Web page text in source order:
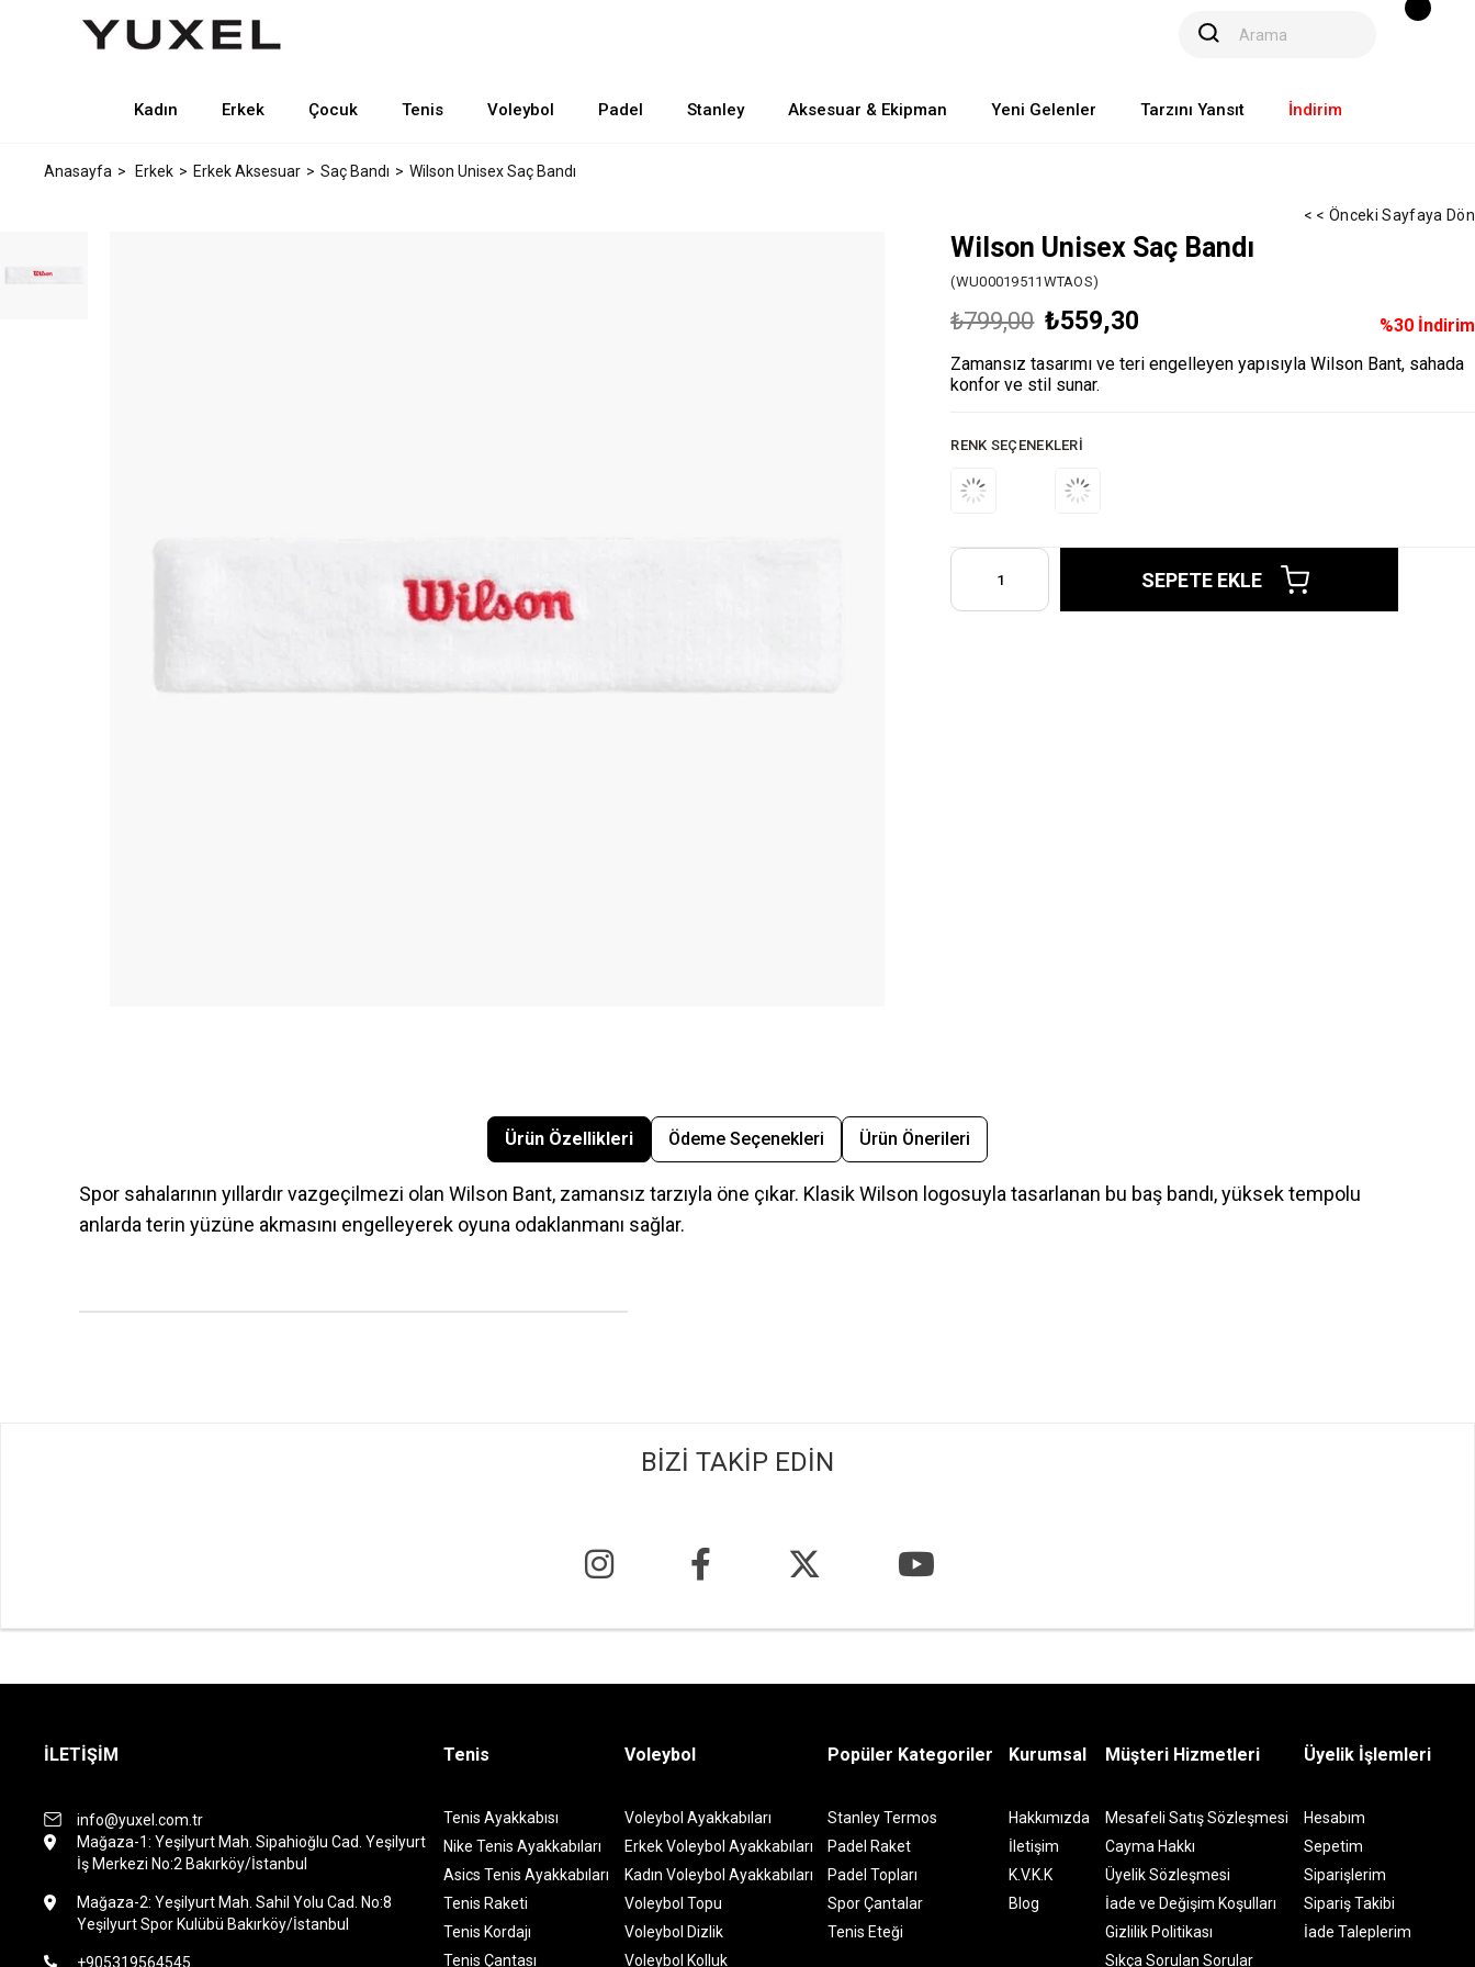
Kadın Erkek Çocuk Tenis Voleybol Padel Stanley Aksesuar & Ekipman Yeni Gelenler Tarzını Yansıt İndirim
Anasayfa Erkek Erkek Aksesuar Saç Bandı Wilson Unisex Saç Bandı
< < Önceki Sayfaya Dön
Wilson Unisex Saç Bandı
(WU00019511WTAOS)
%30İndirim
₺799,00 ₺559,30
Zamansız tasarımı ve teri engelleyen yapısıyla Wilson Bant, sahada
konfor ve stil sunar.
RENK SEÇENEKLERI
Ürün Özellikleri Ödeme Seçenekleri Ürün Önerileri
Spor sahalarının yıllardır vazgeçilmezi olan Wilson Bant, zamansız tarzıyla öne çıkar. Klasik Wilson logosuyla tasarlanan bu baş bandı, yüksek tempolu
anlarda terin yüzüne akmasını engelleyerek oyuna odaklanmanı sağlar.
BİZİ TAKİP EDİN
İLETİŞİM
info@yuxel.com.tr
Mağaza-1: Yeşilyurt Mah. Sipahioğlu Cad. Yeşilyurt
İş Merkezi No:2 Bakırköy/İstanbul
Mağaza-2: Yeşilyurt Mah. Sahil Yolu Cad. No:8
Yeşilyurt Spor Kulübü Bakırköy/İstanbul
+905319564545
Tenis
Tenis Ayakkabısı
Nike Tenis Ayakkabıları
Asics Tenis Ayakkabıları
Tenis Raketi
Tenis Kordajı
Tenis Çantası
Voleybol
Voleybol Ayakkabıları
Erkek Voleybol Ayakkabıları
Kadın Voleybol Ayakkabıları
Voleybol Topu
Voleybol Dizlik
Voleybol Kolluk
Popüler Kategoriler
Stanley Termos
Padel Raket
Padel Topları
Spor Çantalar
Tenis Eteği
Kurumsal
Hakkımızda
İletişim
K.V.K.K
Blog
Müşteri Hizmetleri
Mesafeli Satış Sözleşmesi
Cayma Hakkı
Üyelik Sözleşmesi
İade ve Değişim Koşulları
Gizlilik Politikası
Sıkça Sorulan Sorular
Üyelik İşlemleri
Hesabım
Sepetim
Siparişlerim
Sipariş Takibi
İade Taleplerim